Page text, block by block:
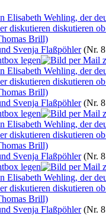
Svenja Flaßpöhler(Nr.
Svenja Flaßpöhler(Nr.
Svenja Flaßpöhler(Nr.
Svenja Flaßpöhler(Nr.